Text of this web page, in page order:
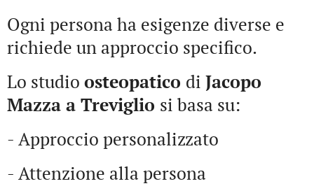
Ogni persona ha esigenze diverse e
richiede un approccio specifico.
Lo studio osteopatico di Jacopo
Mazza a Treviglio si basa su:
- Approccio personalizzato
- Attenzione alla persona